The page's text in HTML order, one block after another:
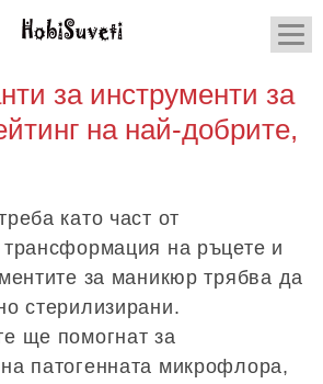
за инструменти за
на най-добрите,
като част от
трансформация на ръцете и
за маникюр трябва да
стерилизирани.
ще помогнат за
патогенната микрофлора,